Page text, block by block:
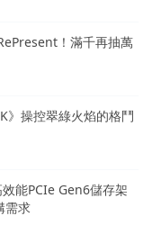
！滿千再抽萬
》操控翠綠火焰的格鬥
能PCIe Gen6儲存架
需求